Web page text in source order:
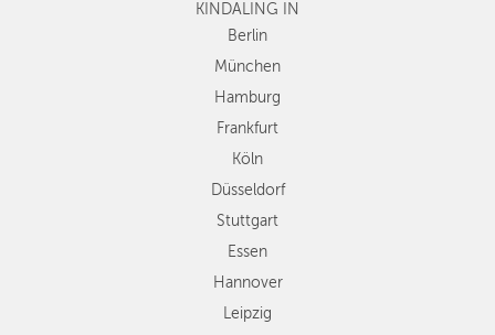
Köln
Düsseldorf
Stuttgart
Essen
Dresden
Nürnberg
Wien
Zürich
Andere
Regionen
KINDALING IN
Berlin
München
Hamburg
Frankfurt
Köln
Düsseldorf
Stuttgart
Essen
Hannover
Leipzig